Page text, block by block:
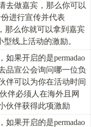
去做嘉宾，那么你可以
份进行宣传并代表
那么你就可以拿到嘉宾
线上活动的激励。
如果开启的是permadao
品宣公会询问哪一位负
伴可以为你在活动时间
伴必须人在海外且网
伙伴获得此项激励
如果开启的是permadao